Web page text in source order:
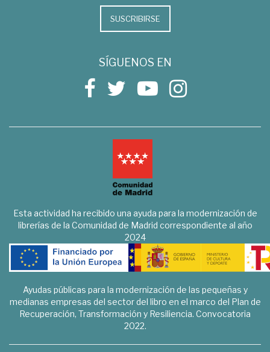
SUSCRIBIRSE
SÍGUENOS EN
Esta actividad ha recibido una ayuda para la modernización de
librerías de la Comunidad de Madrid correspondiente al año
2024
Ayudas públicas para la modernización de las pequeñas y
medianas empresas del sector del libro en el marco del Plan de
Recuperación, Transformación y Resiliencia. Convocatoria
2022.